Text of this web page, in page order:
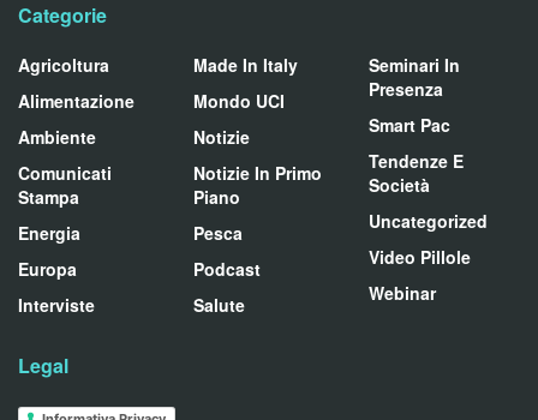
Categorie
Agricoltura
Alimentazione
Ambiente
Comunicati
Stampa
Energia
Europa
Interviste
Made In Italy
Mondo UCI
Notizie
Notizie In Primo
Piano
Pesca
Podcast
Salute
Seminari In
Presenza
Smart Pac
Tendenze E
Società
Uncategorized
Video Pillole
Webinar
Legal